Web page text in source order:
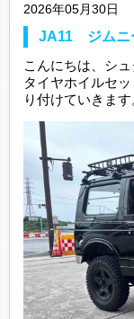
2026年05月30日
JA11 ジムニ
こんにちは、シ
タイヤホイルセ
り付けていきます